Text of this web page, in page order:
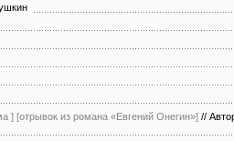
] [отрывок из романа «Евгений Онегин»] //